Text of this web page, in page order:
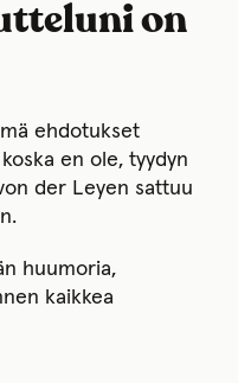
on
ehdotukset
en ole, tyydyn
der Leyen sattuu
huumoria,
kaikkea